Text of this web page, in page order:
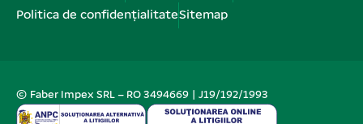
Politica de confidențialitateSitemap
© Faber Impex SRL – RO 3494669 | J19/192/1993